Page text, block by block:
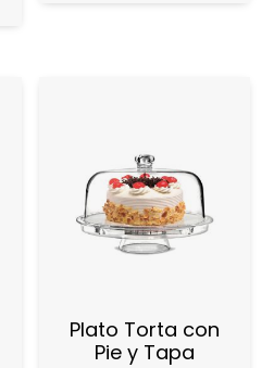
Plato Torta con
Pie y Tapa